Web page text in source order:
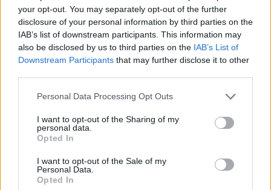
your opt-out. You may separately opt-out of the further
disclosure of your personal information by third parties on the
IAB’s list of downstream participants. This information may
also be disclosed by us to third parties on the IAB’s List of
Downstream Participants that may further disclose it to other
Personal Data Processing Opt Outs
I want to opt-out of the Sharing of my
personal data.
Opted In
I want to opt-out of the Sale of my
Personal Data.
Opted In
μουσική, χορό και διασκέδαση από
τον Πολιτιστικό Εξωραϊστικό
Σύλλογο «Η Δρώτα»
Χωροταξικό Τουρισμού στη
Ο Δήμος Δυτικής Λέσβου ζητά την
αλλαγή της κατάταξης της
περιοχής
ΡΕΠΟΡΤΑΖ